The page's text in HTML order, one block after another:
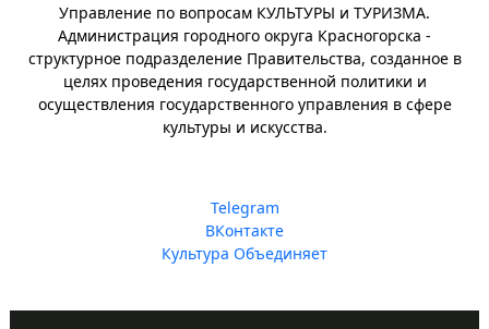
Управление по вопросам КУЛЬТУРЫ и ТУРИЗМА.
Администрация городного округа Красногорска -
структурное подразделение Правительства, созданное в
целях проведения государственной политики и
осуществления государственного управления в сфере
культуры и искусства.
Telegram
ВКонтакте
Культура Объединяет